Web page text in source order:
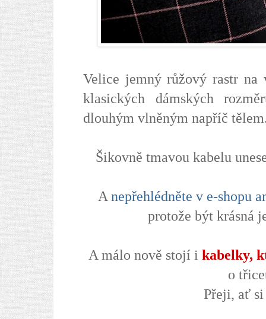
Velice jemný růžový rastr na
klasických dámských
dlouhým vlněným napříč
Šikovně tmavou kabelu
A nepřehlédněte v e-shopu
protože být krásná
A málo nově stojí i kabelky,
o
Přeji, ať si